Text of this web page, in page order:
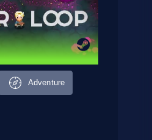
Adventure